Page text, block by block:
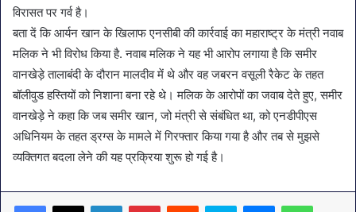
विरासत पर गर्व है।
बता दें कि आर्यन खान के खिलाफ एनसीबी की कार्रवाई का महाराष्ट्र के मंत्री नवाब
मलिक ने भी विरोध किया है. नवाब मलिक ने यह भी आरोप लगाया है कि समीर
वानखेड़े तालाबंदी के दौरान मालदीव में थे और वह जबरन वसूली रैकेट के तहत
बॉलीवुड हस्तियों को निशाना बना रहे थे। मलिक के आरोपों का जवाब देते हुए, समीर
वानखेड़े ने कहा कि जब समीर खान, जो मंत्री से संबंधित था, को एनडीपीएस
अधिनियम के तहत ड्रग्स के मामले में गिरफ्तार किया गया है और तब से मुझसे
व्यक्तिगत बदला लेने की यह प्रक्रिया शुरू हो गई है।
LinkedInPinterestReddit Skype Messenger